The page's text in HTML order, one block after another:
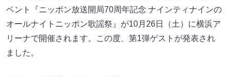
ベント『ニッポン放送開局70周年記念 ナインティナインの
オールナイトニッポン歌謡祭』が10月26日（土）に横浜ア
リーナで開催されます。この度、第1弾ゲストが発表され
ました。